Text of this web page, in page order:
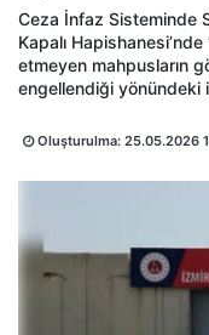
Ceza İnfaz Sisteminde
Kapalı Hapishanesi’nde
etmeyen mahpusların
engellendiği yönündeki
Oluşturulma: 25.05.2026